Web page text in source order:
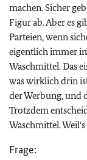
machen. Sicher
Figur ab. Aber es
Parteien, wenn
eigentlich immer
Waschmittel. Das
was wirklich drin
der Werbung, und
Trotzdem
Waschmittel.
Frage: